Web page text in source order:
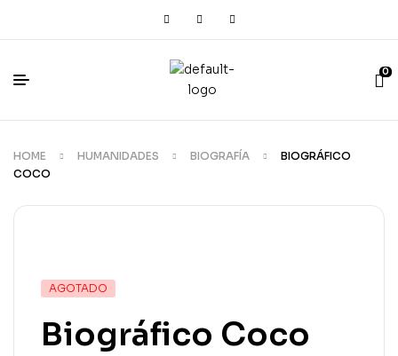
0
HOME HUMANIDADES BIOGRAFÍA
BIOGRÁFICO
COCO
AGOTADO
Biográfico Coco